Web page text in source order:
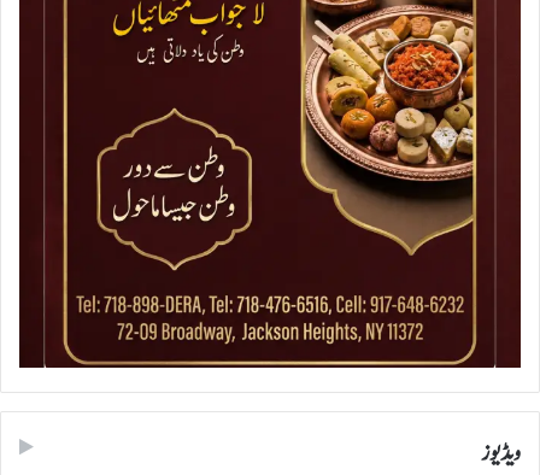
ویڈیوز